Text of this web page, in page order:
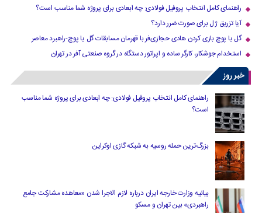
راهنمای کامل انتخاب پروفیل فولادی: چه ابعادی برای پروژه شما مناسب است؟
آیا تزریق ژل برای صورت ضرر دارد​؟
گل یا پوچ بازی کردن هادی حجازی‌فر با قهرمان مسابقات گل یا پوچ-راهبرد معاصر
استخدام جوشکار، کارگر ساده و اپراتور دستگاه در گروه صنعتی آفر در تهران
خبر روز
راهنمای کامل انتخاب پروفیل فولادی: چه ابعادی برای پروژه شما مناسب
است؟
بزرگ‌ترین حمله روسیه به شبکه گازی اوکراین
بیانیه وزارت خارجه ایران درباره لازم‌ الاجرا شدن «معاهده مشارکت جامع
راهبردی» بین تهران و مسکو